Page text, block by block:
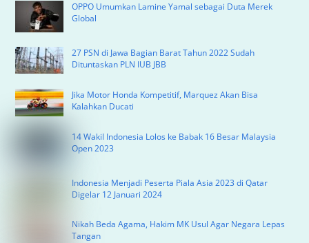
OPPO Umumkan Lamine Yamal sebagai Duta Merek
Global
27 PSN di Jawa Bagian Barat Tahun 2022 Sudah
Dituntaskan PLN IUB JBB
Jika Motor Honda Kompetitif, Marquez Akan Bisa
Kalahkan Ducati
14 Wakil Indonesia Lolos ke Babak 16 Besar Malaysia
Open 2023
Indonesia Menjadi Peserta Piala Asia 2023 di Qatar
Digelar 12 Januari 2024
Nikah Beda Agama, Hakim MK Usul Agar Negara Lepas
Tangan